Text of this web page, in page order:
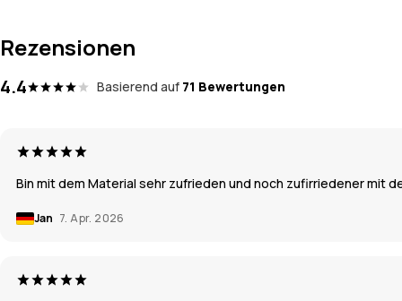
Rezensionen
4.4 Basierend auf 71 Bewertungen
Bin mit dem Material sehr zufrieden und noch zufirriedener mit
Jan 7. Apr. 2026